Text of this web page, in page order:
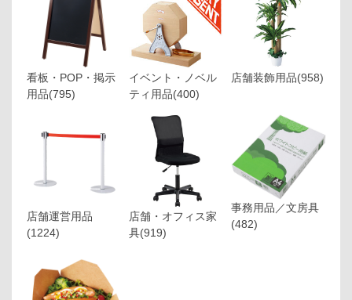
看板・POP・掲示
用品(795)
イベント・ノベル
ティ用品(400)
店舗装飾用品(958)
店舗運営用品
(1224)
店舗・オフィス家
具(919)
事務用品／文房具
(482)